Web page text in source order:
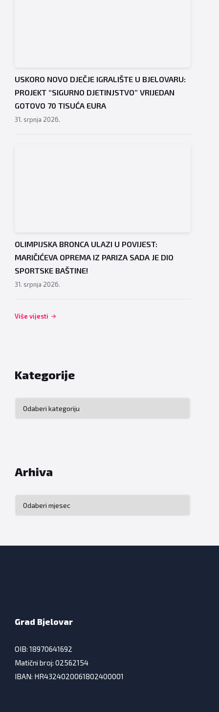
USKORO NOVO DJEČJE IGRALIŠTE U BJELOVARU:
PROJEKT “SIGURNO DJETINJSTVO” VRIJEDAN
GOTOVO 70 TISUĆA EURA
31. srpnja 2026.
OLIMPIJSKA BRONCA ULAZI U POVIJEST:
MARIČIĆEVA OPREMA IZ PARIZA SADA JE DIO
SPORTSKE BAŠTINE!
31. srpnja 2026.
Više vijesti
Kategorije
Arhiva
Grad Bjelovar
OIB: 18970641692
Matični broj: 02562154
IBAN: HR4324020061802400001